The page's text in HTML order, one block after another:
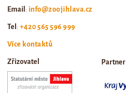
Email : info@zoojihlava.cz
Tel : +420 565 596 999
Více kontaktů
Zřizovatel Partner